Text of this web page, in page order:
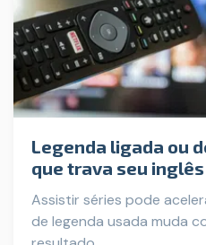
Legenda ligada ou
que trava seu inglês
Assistir séries pode
de legenda usada muda